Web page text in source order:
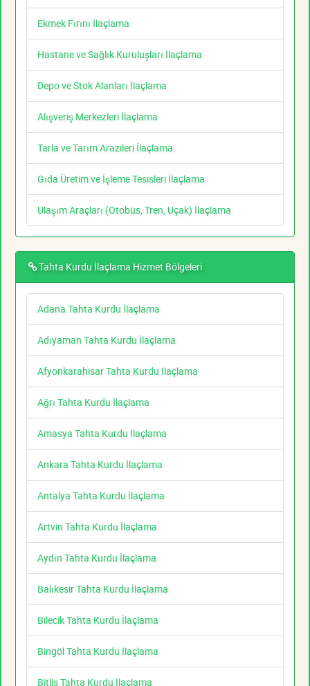
Ekmek Fırını İlaçlama
Hastane ve Sağlık Kuruluşları İlaçlama
Depo ve Stok Alanları İlaçlama
Alışveriş Merkezleri İlaçlama
Tarla ve Tarım Arazileri İlaçlama
Gıda Üretim ve İşleme Tesisleri İlaçlama
Ulaşım Araçları (Otobüs, Tren, Uçak) İlaçlama
Tahta Kurdu İlaçlama Hizmet Bölgeleri
Adana Tahta Kurdu İlaçlama
Adıyaman Tahta Kurdu İlaçlama
Afyonkarahisar Tahta Kurdu İlaçlama
Ağrı Tahta Kurdu İlaçlama
Amasya Tahta Kurdu İlaçlama
Ankara Tahta Kurdu İlaçlama
Antalya Tahta Kurdu İlaçlama
Artvin Tahta Kurdu İlaçlama
Aydın Tahta Kurdu İlaçlama
Balıkesir Tahta Kurdu İlaçlama
Bilecik Tahta Kurdu İlaçlama
Bingöl Tahta Kurdu İlaçlama
Bitlis Tahta Kurdu İlaçlama